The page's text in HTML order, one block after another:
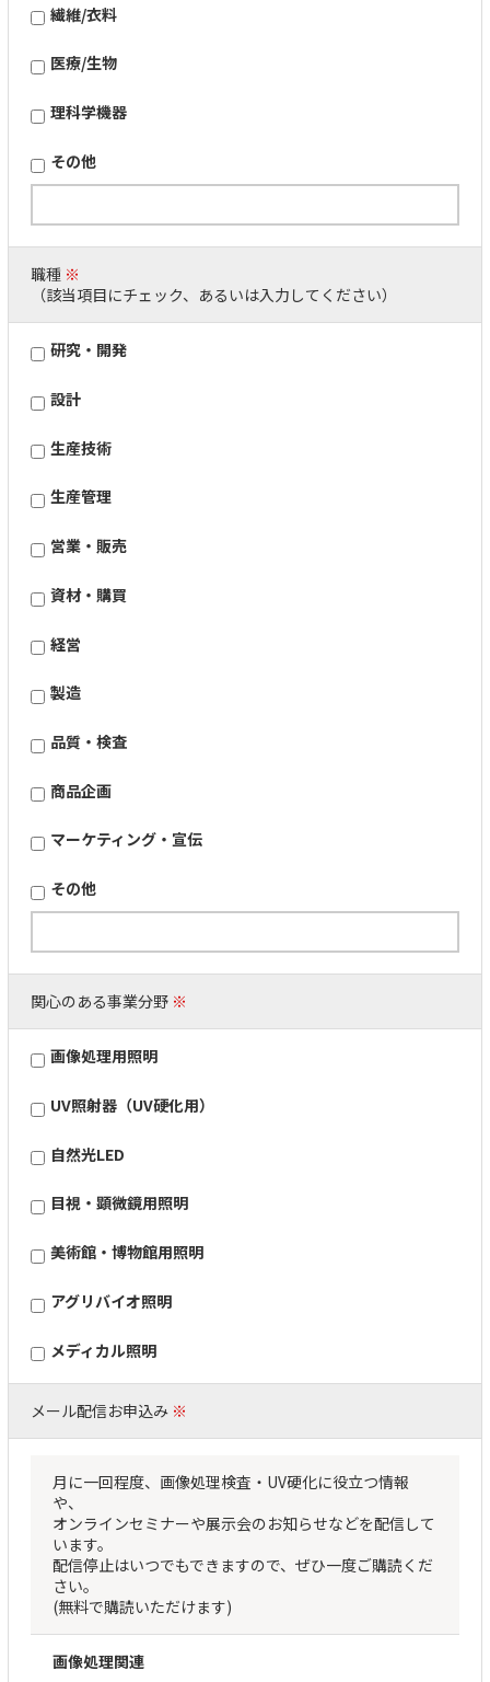
繊維/衣料
医療/生物
理科学機器
その他
職種 ※
（該当項目にチェック、あるいは入力してください）
研究・開発
設計
生産技術
生産管理
営業・販売
資材・購買
経営
製造
品質・検査
商品企画
マーケティング・宣伝
その他
関心のある事業分野 ※
画像処理用照明
UV照射器（UV硬化用）
自然光LED
目視・顕微鏡用照明
美術館・博物館用照明
アグリバイオ照明
メディカル照明
メール配信お申込み ※
月に一回程度、画像処理検査・UV硬化に役立つ情報
や、
オンラインセミナーや展示会のお知らせなどを配信して
います。
配信停止はいつでもできますので、ぜひ一度ご購読くだ
さい。
(無料で購読いただけます)
画像処理関連